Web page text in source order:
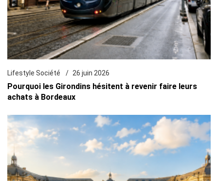
Lifestyle Société 26 juin 2026
Pourquoi les Girondins hésitent à revenir faire leurs
achats à Bordeaux